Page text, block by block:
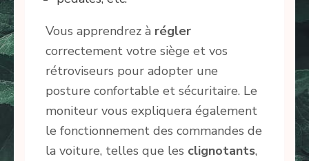
Vous apprendrez à régler
correctement votre siège et vos
rétroviseurs pour adopter une
posture confortable et sécuritaire. Le
moniteur vous expliquera également
le fonctionnement des commandes de
la voiture, telles que les clignotants,